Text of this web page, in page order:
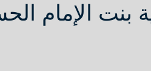
بنت الإمام